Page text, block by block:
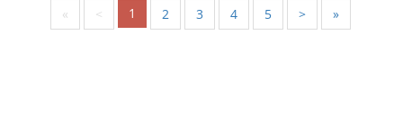
« < 1 2 3 4 5 > »